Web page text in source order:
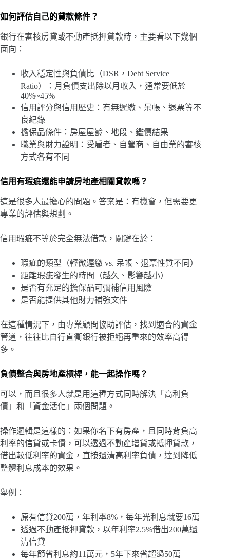
如何評估自己的貸款條件？
銀行在審核房貸或不動產抵押貸款時，主要看以下幾個
面向：
收入穩定性與負債比（DSR，Debt Service
Ratio）：月負債支出除以月收入，通常要低於
40%~45%
信用評分與信用歷史：有無遲繳、呆帳、退票等不
良紀錄
擔保品條件：房屋屋齡、地段、鑑價結果
職業與財力證明：受雇者、自營商、自由業的審核
方式各有不同
信用有瑕疵還能申請房地產相關貸款嗎？
這是很多人最擔心的問題。答案是：有機會，但需要更
專業的評估與規劃。
信用瑕疵不等於完全無法借款，關鍵在於：
瑕疵的類型（輕微遲繳 vs. 呆帳、退票性質不同）
距離瑕疵發生的時間（越久、影響越小）
是否有充足的擔保品可彌補信用風險
是否能提供其他財力補強文件
在這種情況下，由專業顧問協助評估，找到適合的資金
管道，往往比自行直衝銀行被拒絕再重來的效率高得
多。
負債整合與房地產槓桿，能一起操作嗎？
可以，而且很多人就是用這種方式同時解決「高利負
債」和「資金活化」兩個問題。
操作邏輯是這樣的：如果你名下有房產，且同時背負高
利率的信貸或卡債，可以透過不動產增貸或抵押貸款，
借出較低利率的資金，直接還清高利率負債，達到降低
整體利息成本的效果。
舉例：
原有信貸200萬，年利率8%，每年光利息就要16萬
透過不動產抵押貸款，以年利率2.5%借出200萬還
清信貸
每年節省利息約11萬元，5年下來省超過50萬